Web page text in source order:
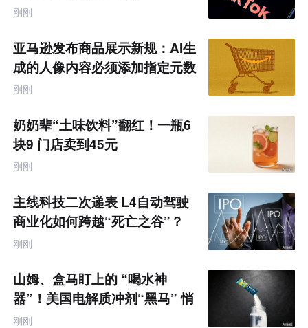
刚刚
亚马逊发布商品展示新规：AI生
成的人像内容必须添加指定元数
据
刚刚
奶奶辈“土味饮料”翻红！一瓶6
块9 门店卖到45元
刚刚
主线科技二次递表 L4自动驾驶
商业化如何跨越“死亡之谷”？
刚刚
山姆、盒马盯上的 “喝水神
器”！美国电解质冲剂“黑马” 悄
悄卖了68亿
刚刚